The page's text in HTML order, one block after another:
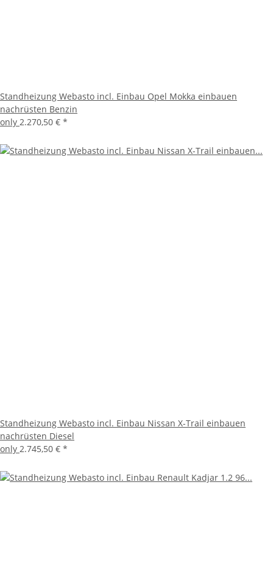
Standheizung Webasto incl. Einbau Opel Mokka einbauen
nachrüsten Benzin
only 2.270,50 € *
Standheizung Webasto incl. Einbau Nissan X-Trail einbauen
nachrüsten Diesel
only 2.745,50 € *